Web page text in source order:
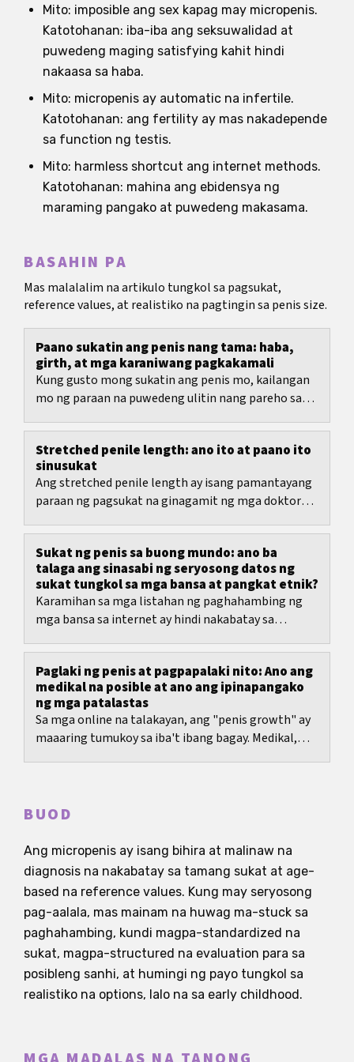
Mito: imposible ang sex kapag may micropenis.
Katotohanan: iba-iba ang seksuwalidad at
puwedeng maging satisfying kahit hindi
nakaasa sa haba.
Mito: micropenis ay automatic na infertile.
Katotohanan: ang fertility ay mas nakadepende
sa function ng testis.
Mito: harmless shortcut ang internet methods.
Katotohanan: mahina ang ebidensya ng
maraming pangako at puwedeng makasama.
BASAHIN PA
Mas malalalim na artikulo tungkol sa pagsukat,
reference values, at realistiko na pagtingin sa penis size.
Paano sukatin ang penis nang tama: haba,
girth, at mga karaniwang pagkakamali
Kung gusto mong sukatin ang penis mo, kailangan
mo ng paraan na puwedeng ulitin nang pareho sa
gabay...
Stretched penile length: ano ito at paano ito
sinusukat
Ang stretched penile length ay isang pamantayang
paraan ng pagsukat na ginagamit ng mga doktor
Sukat ng penis sa buong mundo: ano ba
talaga ang sinasabi ng seryosong datos ng
sukat tungkol sa mga bansa at pangkat etnik?
Karamihan sa mga listahan ng paghahambing ng
mga bansa sa internet ay hindi nakabatay sa
na...
Paglaki ng penis at pagpapalaki nito: Ano ang
medikal na posible at ano ang ipinapangako
ng mga patalastas
Sa mga online na talakayan, ang "penis growth" ay
maaaring tumukoy sa iba't ibang bagay. Medikal,
BUOD
Ang micropenis ay isang bihira at malinaw na
diagnosis na nakabatay sa tamang sukat at age-
based na reference values. Kung may seryosong
pag-aalala, mas mainam na huwag ma-stuck sa
paghahambing, kundi magpa-standardized na
sukat, magpa-structured na evaluation para sa
posibleng sanhi, at humingi ng payo tungkol sa
realistiko na options, lalo na sa early childhood.